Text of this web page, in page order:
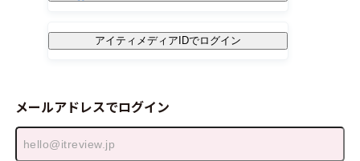
アイティメディアIDでログイン
メールアドレスでログイン